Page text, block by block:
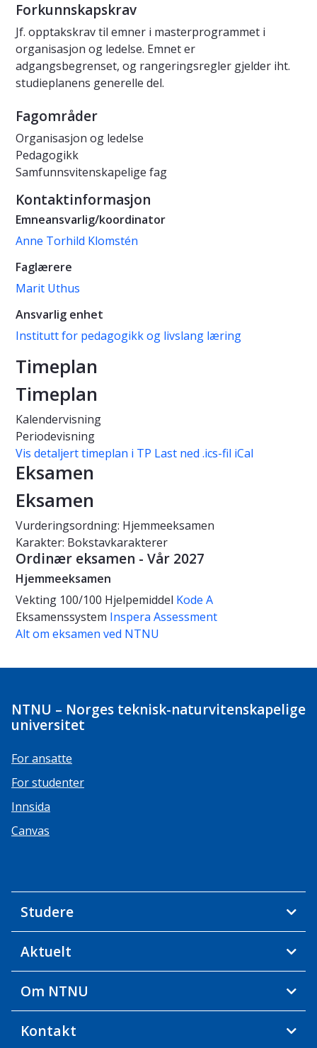
Forkunnskapskrav
Jf. opptakskrav til emner i masterprogrammet i
organisasjon og ledelse. Emnet er
adgangsbegrenset, og rangeringsregler gjelder iht.
studieplanens generelle del.
Fagområder
Organisasjon og ledelse
Pedagogikk
Samfunnsvitenskapelige fag
Kontaktinformasjon
Emneansvarlig/koordinator
Anne Torhild Klomstén
Faglærere
Marit Uthus
Ansvarlig enhet
Institutt for pedagogikk og livslang læring
Timeplan
Timeplan
Kalendervisning
Periodevisning
Vis detaljert timeplan i TP Last ned .ics-fil iCal
Eksamen
Eksamen
Vurderingsordning: Hjemmeeksamen
Karakter: Bokstavkarakterer
Ordinær eksamen - Vår 2027
Hjemmeeksamen
Vekting 100/100 Hjelpemiddel Kode A
Eksamenssystem Inspera Assessment
Alt om eksamen ved NTNU
NTNU – Norges teknisk-naturvitenskapelige
universitet
For ansatte
For studenter
Innsida
Canvas
Studere
Aktuelt
Om NTNU
Kontakt